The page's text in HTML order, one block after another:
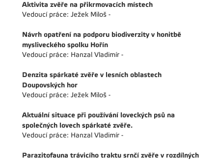
Aktivita zvěře na přikrmovacích místech
Vedoucí práce: Ježek Miloš -
Návrh opatření na podporu biodiverzity v honitbě
mysliveckého spolku Hořín
Vedoucí práce: Hanzal Vladimír -
Denzita spárkaté zvěře v lesních oblastech
Doupovských hor
Vedoucí práce: Ježek Miloš -
Aktuální situace při používání loveckých psů na
společných lovech spárkaté zvěře.
Vedoucí práce: Hanzal Vladimír -
Parazitofauna trávicího traktu srnčí zvěře v rozdílných